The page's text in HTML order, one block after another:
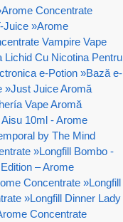
Arome Concentrate
Juice »Arome
Vampire Vape
Lichid Cu Nicotina Pentru
e-Potion »Bază e-
»Just Juice Aromă
Vape Aromă
Aisu 10ml - Arome
by The Mind
»Longfill Bombo -
– Arome
Concentrate »Longfill
»Longfill Dinner Lady
Concentrate